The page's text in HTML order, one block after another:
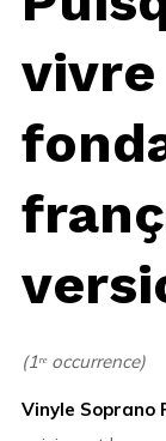
(1ʳᵉ occurrence)
Vinyle Soprano